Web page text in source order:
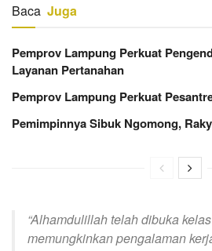
Baca Juga
Pemprov Lampung Perkuat
Layanan Pertanahan
Pemprov Lampung Perkuat
Pemimpinnya Sibuk Ngomong,
“Alhamdulillah telah dibuka
memungkinkan pengalaman